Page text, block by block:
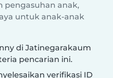
pengasuhan anak,
untuk anak-anak
di Jatinegarakaum
pencarian ini.
verifikasi ID